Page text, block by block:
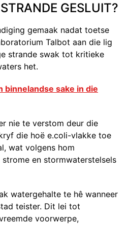
GESLUIT?
gemaak nadat toetse
Talbot aan die lig
strande swak tot kritieke
het.
binnelandse sake in die
nie te verstom deur die
die hoë e.coli-vlakke toe
wat volgens hom
en stormwaterstelsels
watergehalte te hê wanneer
teister. Dit lei tot
voorwerpe,